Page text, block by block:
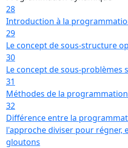
28
Introduction à la
29
Le concept de sous-structure
30
Le concept de sous-problèmes
31
Méthodes de la
32
Différence entre la
l'approche diviser pour régner,
gloutons